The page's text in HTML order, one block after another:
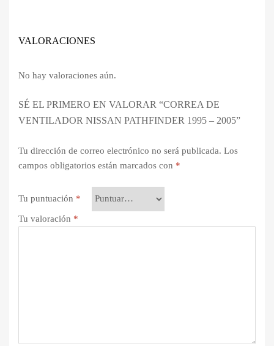
VALORACIONES
No hay valoraciones aún.
SÉ EL PRIMERO EN VALORAR “CORREA DE
VENTILADOR NISSAN PATHFINDER 1995 – 2005”
Tu dirección de correo electrónico no será publicada. Los
campos obligatorios están marcados con *
Tu puntuación *
Tu valoración *